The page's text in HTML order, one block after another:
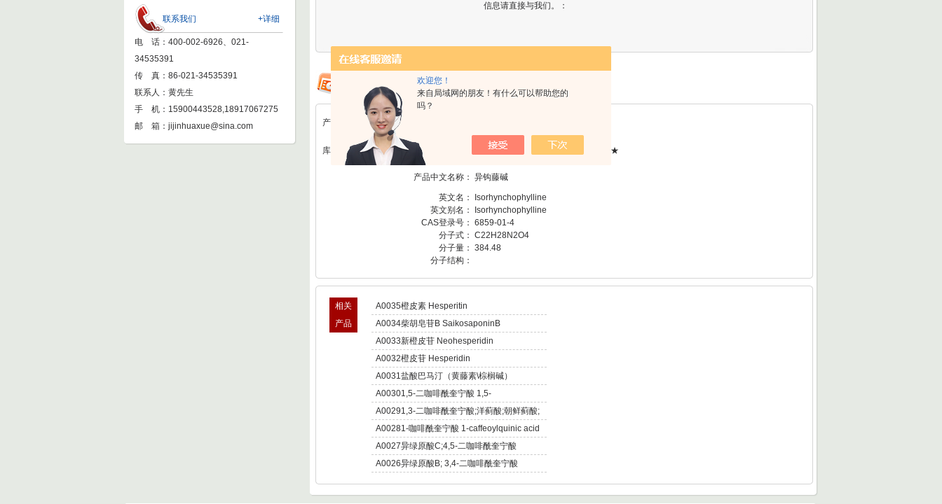
欢迎您！
来自局域网的朋友！有什么可以帮助您的
吗？
+详细
联系我们
电 话：400-002-6926、021-
34535391
传 真：86-021-34535391
联系人：黄先生
手 机：15900443528,18917067275
邮 箱： jijinhuaxue@sina.com
信息请直接与我们。：
产品详情
库存：A0319 检测方法及含量：HPLC≥98%规格：20mg/支 单价：★现货★
产品中文名称： 异钩藤碱
英文名：
Isorhynchophylline
英文别名：
Isorhynchophylline
CAS登录号： 6859-01-4
分子式： C22H28N2O4
分子量： 384.48
分子结构：
相关
产品
A0035橙皮素 Hesperitin
A0034柴胡皂苷B SaikosaponinB
A0033新橙皮苷 Neohesperidin
A0032橙皮苷 Hesperidin
A0031盐酸巴马汀（黄藤素\棕榈碱）
Palmatine hydrochloride
A00301,5-二咖啡酰奎宁酸 1,5-
Dicaffeoylquinic acid
A00291,3-二咖啡酰奎宁酸;洋蓟酸;朝鲜蓟酸;
朝蓟素;菜蓟素 Cynarin
A00281-咖啡酰奎宁酸 1-caffeoylquinic acid
A0027异绿原酸C;4,5-二咖啡酰奎宁酸
Isochlorogenic acid C
A0026异绿原酸B; 3,4-二咖啡酰奎宁酸